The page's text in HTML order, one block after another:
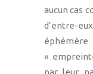
aucun cas
d’entre-
«
par leur